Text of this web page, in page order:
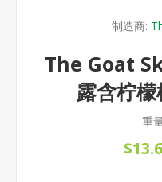
制造商:
The Goat
露含柠
重